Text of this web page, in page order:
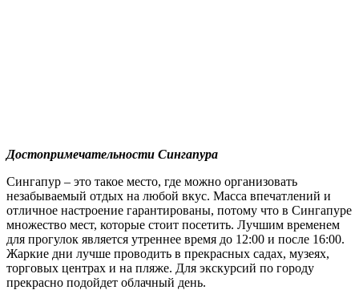
Достопримечательности Сингапура
Сингапур – это такое место, где можно организовать
незабываемый отдых на любой вкус. Масса впечатлений и
отличное настроение гарантированы, потому что в Сингапуре
множество мест, которые стоит посетить. Лучшим временем
для прогулок является утреннее время до 12:00 и после 16:00.
Жаркие дни лучше проводить в прекрасных садах, музеях,
торговых центрах и на пляже. Для экскурсий по городу
прекрасно подойдет облачный день.